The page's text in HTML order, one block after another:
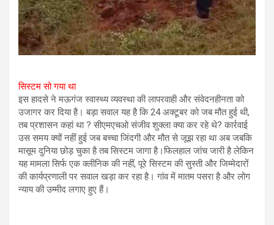
सिस्टम सो गया था
इस हादसे ने मऊगंज स्वास्थ्य व्यवस्था की लापरवाही और संवेदनहीनता को
उजागर कर दिया है। बड़ा सवाल यह है कि 24 अक्टूबर को जब मौत हुई थी,
तब प्रशासन कहां था ? सीएमएचओ संजीव शुक्ला क्या कर रहे थे? कार्रवाई
उस समय क्यों नहीं हुई जब बच्चा जिंदगी और मौत से जूझ रहा था अब जबकि
मासूम दुनिया छोड़ चुका है तब सिस्टम जागा है।फिलहाल जांच जारी है लेकिन
यह मामला सिर्फ एक क्लीनिक की नहीं, पूरे सिस्टम की सुस्ती और जिम्मेदारों
की कार्यप्रणाली पर सवाल खड़ा कर रहा है। गांव में मातम पसरा है और लोग
न्याय की उम्मीद लगाए हुए हैं।